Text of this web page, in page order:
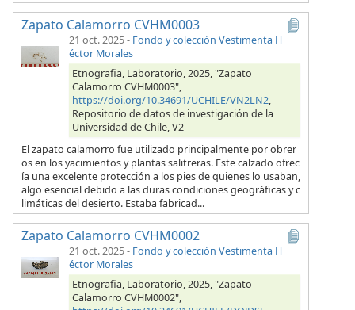
Zapato Calamorro CVHM0003
21 oct. 2025- Fondo y colección Vestimenta H
éctor Morales
Etnografia, Laboratorio, 2025, "Zapato
Calamorro CVHM0003",
https://doi.org/10.34691/UCHILE/VN2LN2,
Repositorio de datos de investigación de la
Universidad de Chile, V2
El zapato calamorro fue utilizado principalmente por obrer
os en los yacimientos y plantas salitreras. Este calzado ofrec
ía una excelente protección a los pies de quienes lo usaban,
algo esencial debido a las duras condiciones geográficas y c
limáticas del desierto. Estaba fabricad...
Zapato Calamorro CVHM0002
21 oct. 2025- Fondo y colección Vestimenta H
éctor Morales
Etnografia, Laboratorio, 2025, "Zapato
Calamorro CVHM0002",